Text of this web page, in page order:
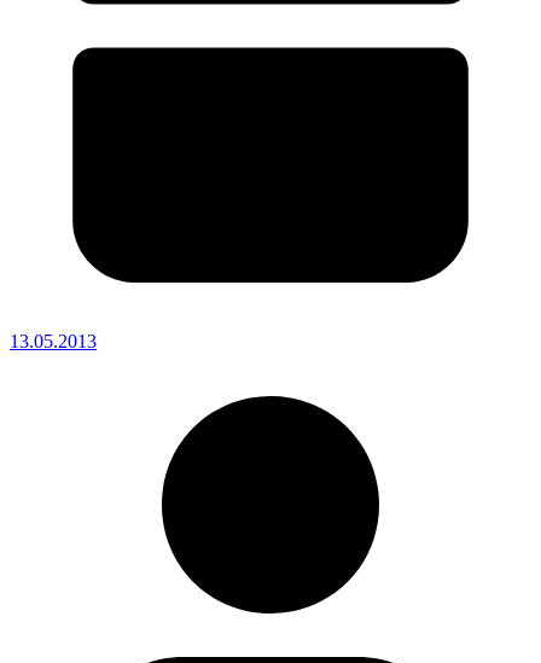
13.05.2013